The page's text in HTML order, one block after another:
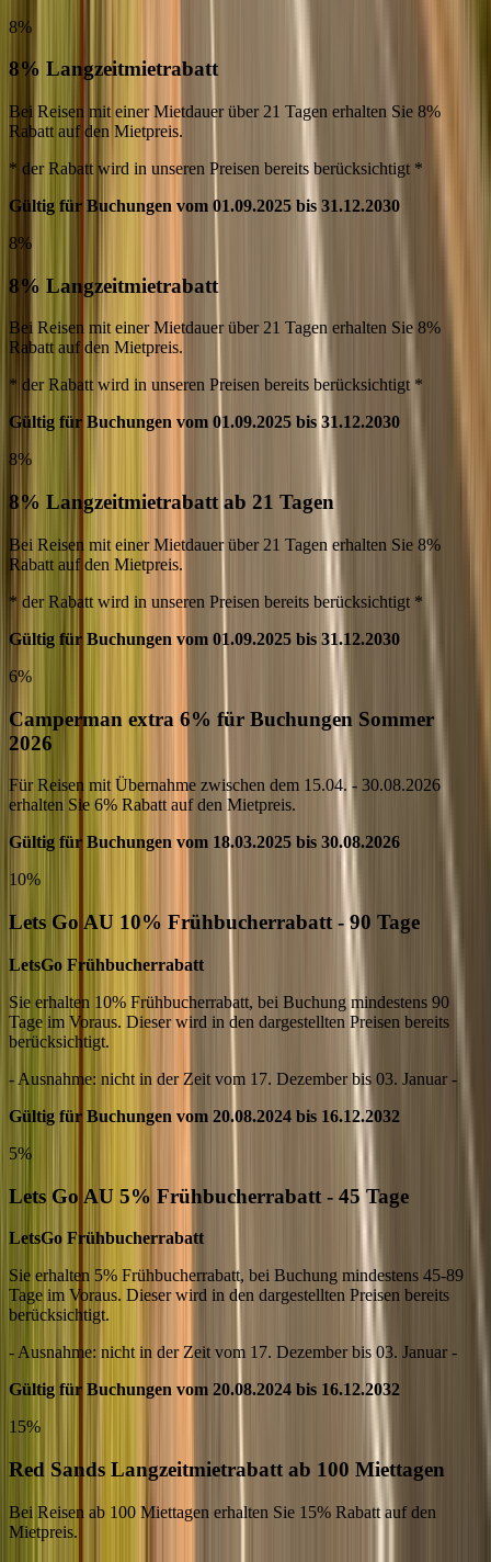
8%
8% Langzeitmietrabatt
Bei Reisen mit einer Mietdauer über 21 Tagen erhalten Sie 8%
Rabatt auf den Mietpreis.
* der Rabatt wird in unseren Preisen bereits berücksichtigt *
Gültig für Buchungen vom 01.09.2025 bis 31.12.2030
8%
8% Langzeitmietrabatt
Bei Reisen mit einer Mietdauer über 21 Tagen erhalten Sie 8%
Rabatt auf den Mietpreis.
* der Rabatt wird in unseren Preisen bereits berücksichtigt *
Gültig für Buchungen vom 01.09.2025 bis 31.12.2030
8%
8% Langzeitmietrabatt ab 21 Tagen
Bei Reisen mit einer Mietdauer über 21 Tagen erhalten Sie 8%
Rabatt auf den Mietpreis.
* der Rabatt wird in unseren Preisen bereits berücksichtigt *
Gültig für Buchungen vom 01.09.2025 bis 31.12.2030
6%
Camperman extra 6% für Buchungen Sommer
2026
Für Reisen mit Übernahme zwischen dem 15.04. - 30.08.2026
erhalten Sie 6% Rabatt auf den Mietpreis.
Gültig für Buchungen vom 18.03.2025 bis 30.08.2026
10%
Lets Go AU 10% Frühbucherrabatt - 90 Tage
LetsGo Frühbucherrabatt
Sie erhalten 10% Frühbucherrabatt, bei Buchung mindestens 90
Tage im Voraus. Dieser wird in den dargestellten Preisen bereits
berücksichtigt.
- Ausnahme: nicht in der Zeit vom 17. Dezember bis 03. Januar -
Gültig für Buchungen vom 20.08.2024 bis 16.12.2032
5%
Lets Go AU 5% Frühbucherrabatt - 45 Tage
LetsGo Frühbucherrabatt
Sie erhalten 5% Frühbucherrabatt, bei Buchung mindestens 45-89
Tage im Voraus. Dieser wird in den dargestellten Preisen bereits
berücksichtigt.
- Ausnahme: nicht in der Zeit vom 17. Dezember bis 03. Januar -
Gültig für Buchungen vom 20.08.2024 bis 16.12.2032
15%
Red Sands Langzeitmietrabatt ab 100 Miettagen
Bei Reisen ab 100 Miettagen erhalten Sie 15% Rabatt auf den
Mietpreis.